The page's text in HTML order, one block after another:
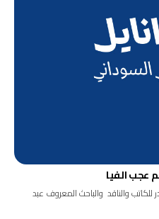
عجب الفيا
العام 2010 وبداية العام 2011 صدر للكاتب والناقد والباحث المعروف عبد